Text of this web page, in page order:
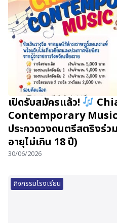
เปิดรับสมัครแล้ว!
Contemporary Music
ประกวดวงดนตรีสตริงร่ว
อายุไม่เกิน 18 ปี)
30/06/2026
กิจกรรมโรงเรียน